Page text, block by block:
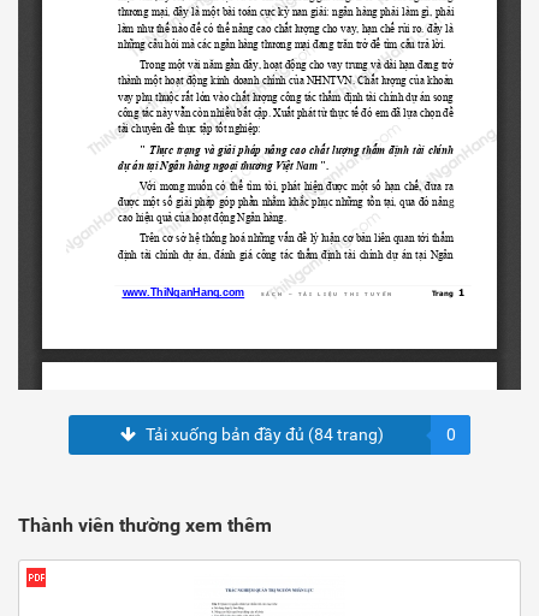
Tải xuống bản đầy đủ (84 trang) 0
Thành viên thường xem thêm